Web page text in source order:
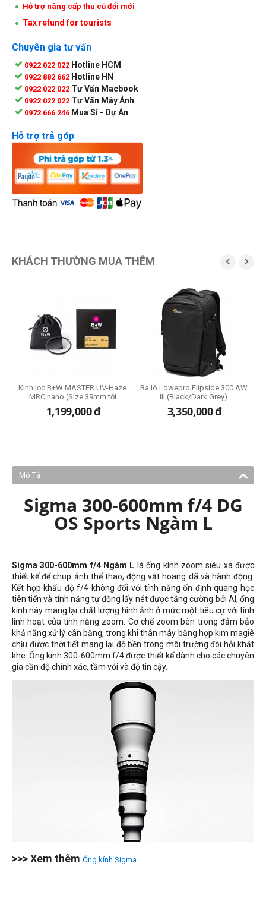
Hỗ trợ nâng cấp thu cũ đổi mới
Tax refund for tourists
Chuyên gia tư vấn
0922 022 022 Hotline HCM
0922 882 662 Hotline HN
0922 022 022 Tư Vấn Macbook
0922 022 022 Tư Vấn Máy Ảnh
0972 666 246 Mua Sỉ - Dự Án
Hỗ trợ trả góp
KHÁCH THƯỜNG MUA THÊM  
Kính lọc B+W MASTER UV-Haze
MRC nano (Size 39mm tới
95mm)
1,199,000đ
Ba lô Lowepro Flipside 300 AW
III (Black/Dark Grey)
3,350,000đ
Mô Tả
Sigma 300-600mm f/4 DG
OS Sports Ngàm L
Sigma 300-600mm f/4 Ngàm L là ống kính zoom siêu xa được
thiết kế để chụp ảnh thể thao, động vật hoang dã và hành động.
Kết hợp khẩu độ f/4 không đổi với tính năng ổn định quang học
tiên tiến và tính năng tự động lấy nét được tăng cường bởi AI, ống
kính này mang lại chất lượng hình ảnh ở mức một tiêu cự với tính
linh hoạt của tính năng zoom. Cơ chế zoom bên trong đảm bảo
khả năng xử lý cân bằng, trong khi thân máy bằng hợp kim magiê
chịu được thời tiết mang lại độ bền trong môi trường đòi hỏi khắt
khe. Ống kính 300-600mm f/4 được thiết kế dành cho các chuyên
gia cần độ chính xác, tầm với và độ tin cậy.
>>> Xem thêm Ống kính Sigma